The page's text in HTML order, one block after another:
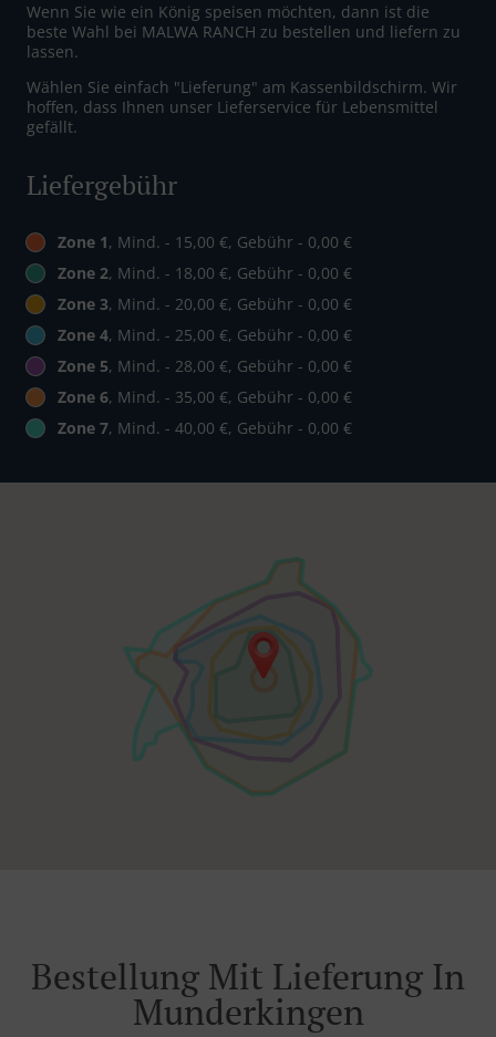
Wenn Sie wie ein König speisen möchten, dann ist die
beste Wahl bei MALWA RANCH zu bestellen und liefern zu
lassen.
Wählen Sie einfach "Lieferung" am Kassenbildschirm. Wir
hoffen, dass Ihnen unser Lieferservice für Lebensmittel
gefällt.
Liefergebühr
Zone 1, Mind. - 15,00 €, Gebühr - 0,00 €
Zone 2, Mind. - 18,00 €, Gebühr - 0,00 €
Zone 3, Mind. - 20,00 €, Gebühr - 0,00 €
Zone 4, Mind. - 25,00 €, Gebühr - 0,00 €
Zone 5, Mind. - 28,00 €, Gebühr - 0,00 €
Zone 6, Mind. - 35,00 €, Gebühr - 0,00 €
Zone 7, Mind. - 40,00 €, Gebühr - 0,00 €
Bestellung Mit Lieferung In
Munderkingen